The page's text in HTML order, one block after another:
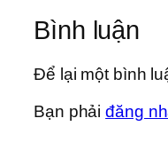
Bình luận
Để lại một bình
Bạn phảiđăng